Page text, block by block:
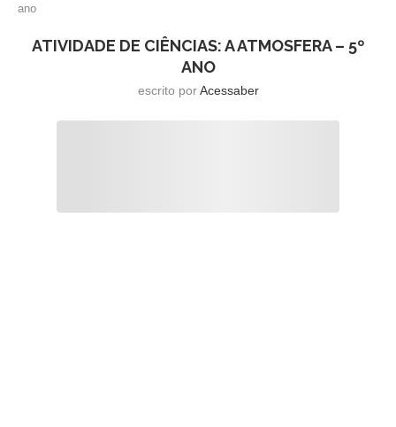
ano
ATIVIDADE DE CIÊNCIAS: A ATMOSFERA – 5º
ANO
escrito porAcessaber